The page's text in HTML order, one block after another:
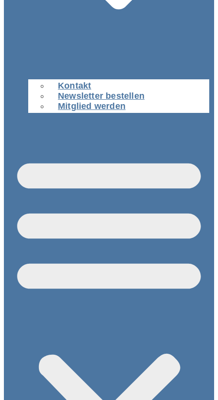
Kontakt
Newsletter bestellen
Mitglied werden